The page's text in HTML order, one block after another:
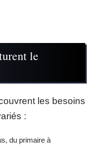
le
les besoins
:
du primaire à